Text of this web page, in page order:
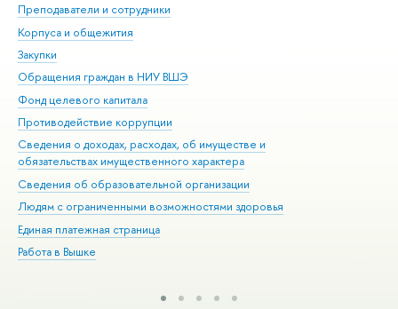
Преподаватели и сотрудники
Корпуса и общежития
Закупки
Обращения граждан в НИУ ВШЭ
Фонд целевого капитала
Противодействие коррупции
Сведения о доходах, расходах, об имуществе и
обязательствах имущественного характера
Сведения об образовательной организации
Людям с ограниченными возможностями здоровья
Единая платежная страница
Работа в Вышке